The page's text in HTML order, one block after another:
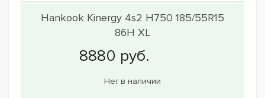
Hankook Kinergy 4s2 H750 185/55R15
86H XL
Нет в наличии